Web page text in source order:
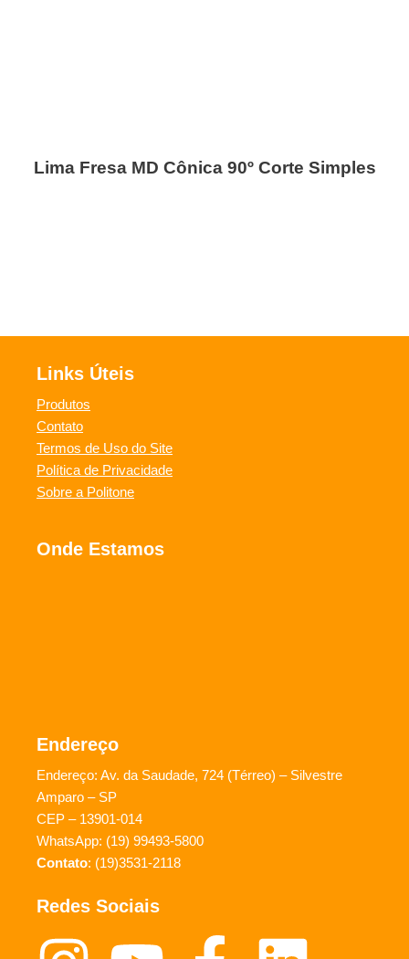
Lima Fresa MD Cônica 90º Corte Simples
Links Úteis
Produtos
Contato
Termos de Uso do Site
Política de Privacidade
Sobre a Politone
Onde Estamos
Endereço
Endereço: Av. da Saudade, 724 (Térreo) – Silvestre
Amparo – SP
CEP – 13901-014
WhatsApp: (19) 99493-5800
Contato: (19)3531-2118
Redes Sociais